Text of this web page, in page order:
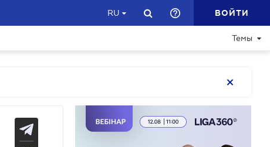
RU ВОЙТИ
Темы